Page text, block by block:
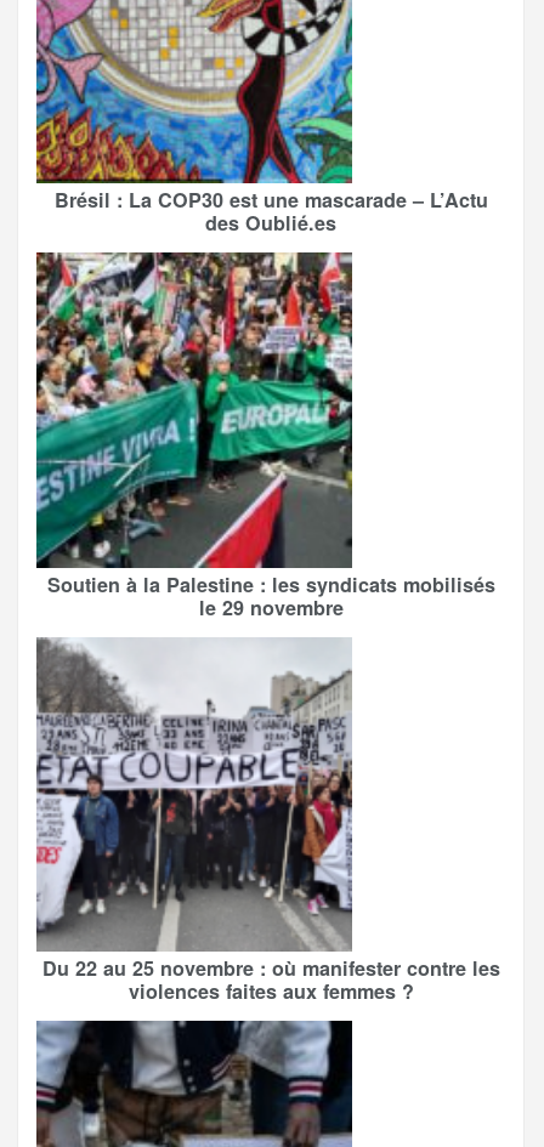
Brésil : La COP30 est une mascarade – L’Actu
des Oublié.es
Soutien à la Palestine : les syndicats mobilisés
le 29 novembre
Du 22 au 25 novembre : où manifester contre les
violences faites aux femmes ?